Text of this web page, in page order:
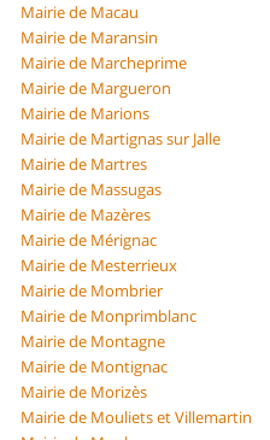
Mairie de Macau
Mairie de Maransin
Mairie de Marcheprime
Mairie de Margueron
Mairie de Marions
Mairie de Martignas sur Jalle
Mairie de Martres
Mairie de Massugas
Mairie de Mazères
Mairie de Mérignac
Mairie de Mesterrieux
Mairie de Mombrier
Mairie de Monprimblanc
Mairie de Montagne
Mairie de Montignac
Mairie de Morizès
Mairie de Mouliets et Villemartin